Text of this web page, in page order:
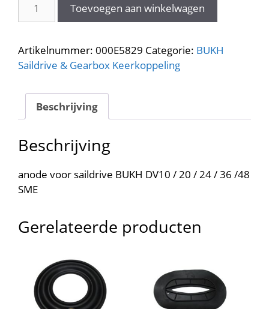
anode
aantal
Toevoegen aan winkelwagen
Artikelnummer: 000E5829 Categorie: BUKH
Saildrive & Gearbox Keerkoppeling
Beschrijving
Beschrijving
anode voor saildrive BUKH DV10 / 20 / 24 / 36 /48
SME
Gerelateerde producten